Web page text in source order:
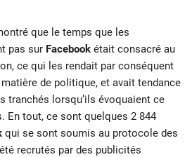
que le temps que les
pas sur Facebook était consacré au
ce qui les rendait par conséquent
de politique, et avait tendance
tranchés lorsqu’ils évoquaient ce
En tout, ce sont quelques 2 844
qui se sont soumis au protocole des
recrutés par des publicités